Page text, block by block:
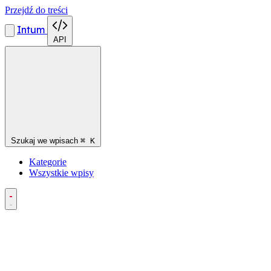
Przejdź do treści
Intum
API
Szukaj we wpisach ⌘ K
Kategorie
Wszystkie wpisy